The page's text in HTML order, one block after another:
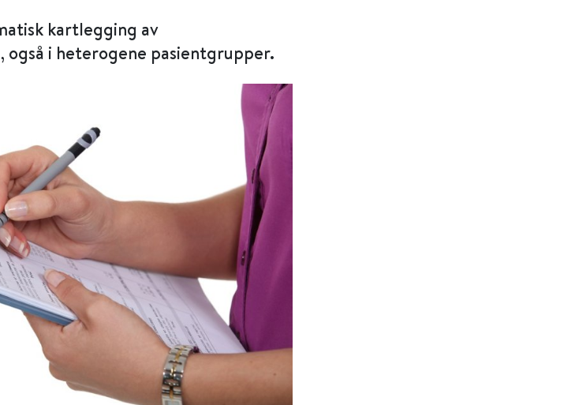
kartlegging av
i heterogene pasientgrupper.